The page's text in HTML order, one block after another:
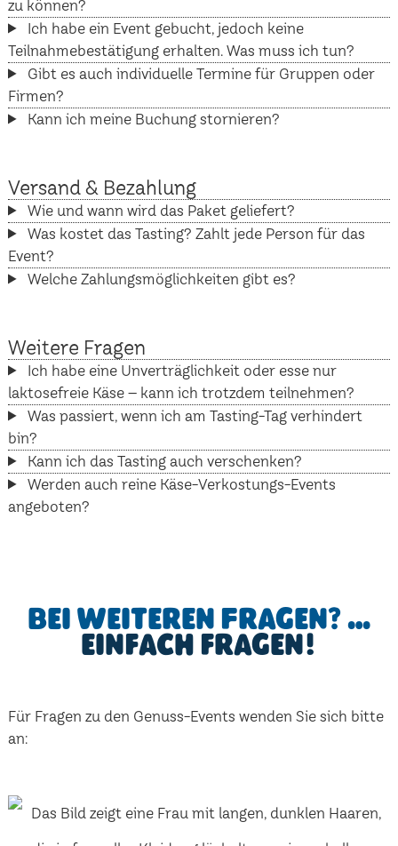
zu können?
Ich habe ein Event gebucht, jedoch keine
Teilnahmebestätigung erhalten. Was muss ich tun?
Gibt es auch individuelle Termine für Gruppen oder
Firmen?
Kann ich meine Buchung stornieren?
Versand & Bezahlung
Wie und wann wird das Paket geliefert?
Was kostet das Tasting? Zahlt jede Person für das
Event?
Welche Zahlungsmöglichkeiten gibt es?
Weitere Fragen
Ich habe eine Unverträglichkeit oder esse nur
laktosefreie Käse – kann ich trotzdem teilnehmen?
Was passiert, wenn ich am Tasting-Tag verhindert
bin?
Kann ich das Tasting auch verschenken?
Werden auch reine Käse-Verkostungs-Events
angeboten?
Bei weiteren Fragen? …
einfach fragen!
Für Fragen zu den Genuss-Events wenden Sie sich bitte
an: